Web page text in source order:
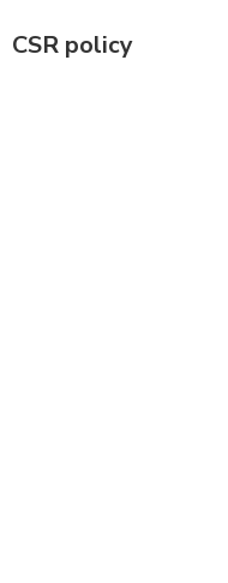
CSR policy